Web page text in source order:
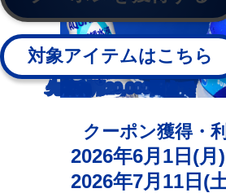
対象アイテムはこちら
先着利用20,000回まで
クーポン獲得・
2026年6月1日(月
2026年7月11日(